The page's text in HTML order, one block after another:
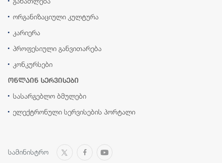
ორგანიზაციული კულტურა
კარიერა
პროფესიული განვითარება
კონკურსები
ონლაინ სერვისები
სასარგებლო ბმულები
ელექტრონული სერვისების პორტალი
სამინისტრო